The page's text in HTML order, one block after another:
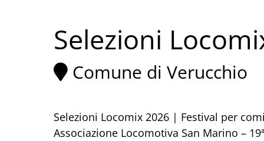
Selezioni
Comune di Verucchio
Selezioni Locomix 2026 | Festival per
Associazione Locomotiva San Marino –